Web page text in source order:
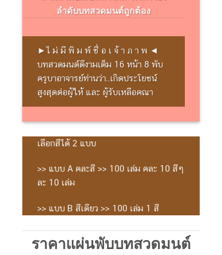
ลำดับบทสวดมนต์ถูกต้อง
►ไ ม่ มี พิ ม พ์ ชื่ อ เ จ้ า ภ า พ ◄
บทสวดมนต์ดีงามเต็ม 16 หน้า 8 พับ
ครูบาอาจารย์ท่านว่า..เกิดประโยชน์
สูงสุดต่อผู้ให้ และ ผู้รับเหลือคณา
เลือกสีได้ 2 แบบ
>> แบบ A คละสี >> 100 เล่ม คละ 10 สีๆ
ละ 10 เล่ม
>> แบบ B สีเดียว >> 100 เล่ม 1 สี
ราคาแผ่นพับบทสวดมนต์